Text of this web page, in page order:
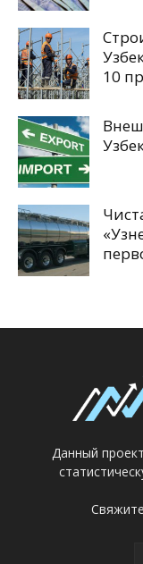
10
Данный